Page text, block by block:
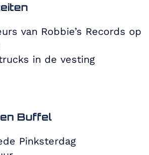
van Robbie’s Records op
in de vesting
Buffel
Pinksterdag